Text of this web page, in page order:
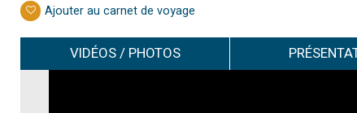
Ajouter au carnet de voyage
VIDÉOS / PHOTOS